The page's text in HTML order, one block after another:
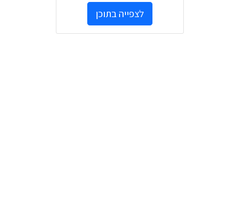
לצפייה בתוכן